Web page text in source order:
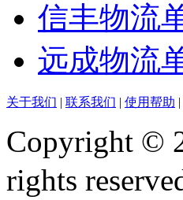
信丰物流
远成物流
关于我们 | 联系我们 | 使用帮助 |
Copyright ©
rights